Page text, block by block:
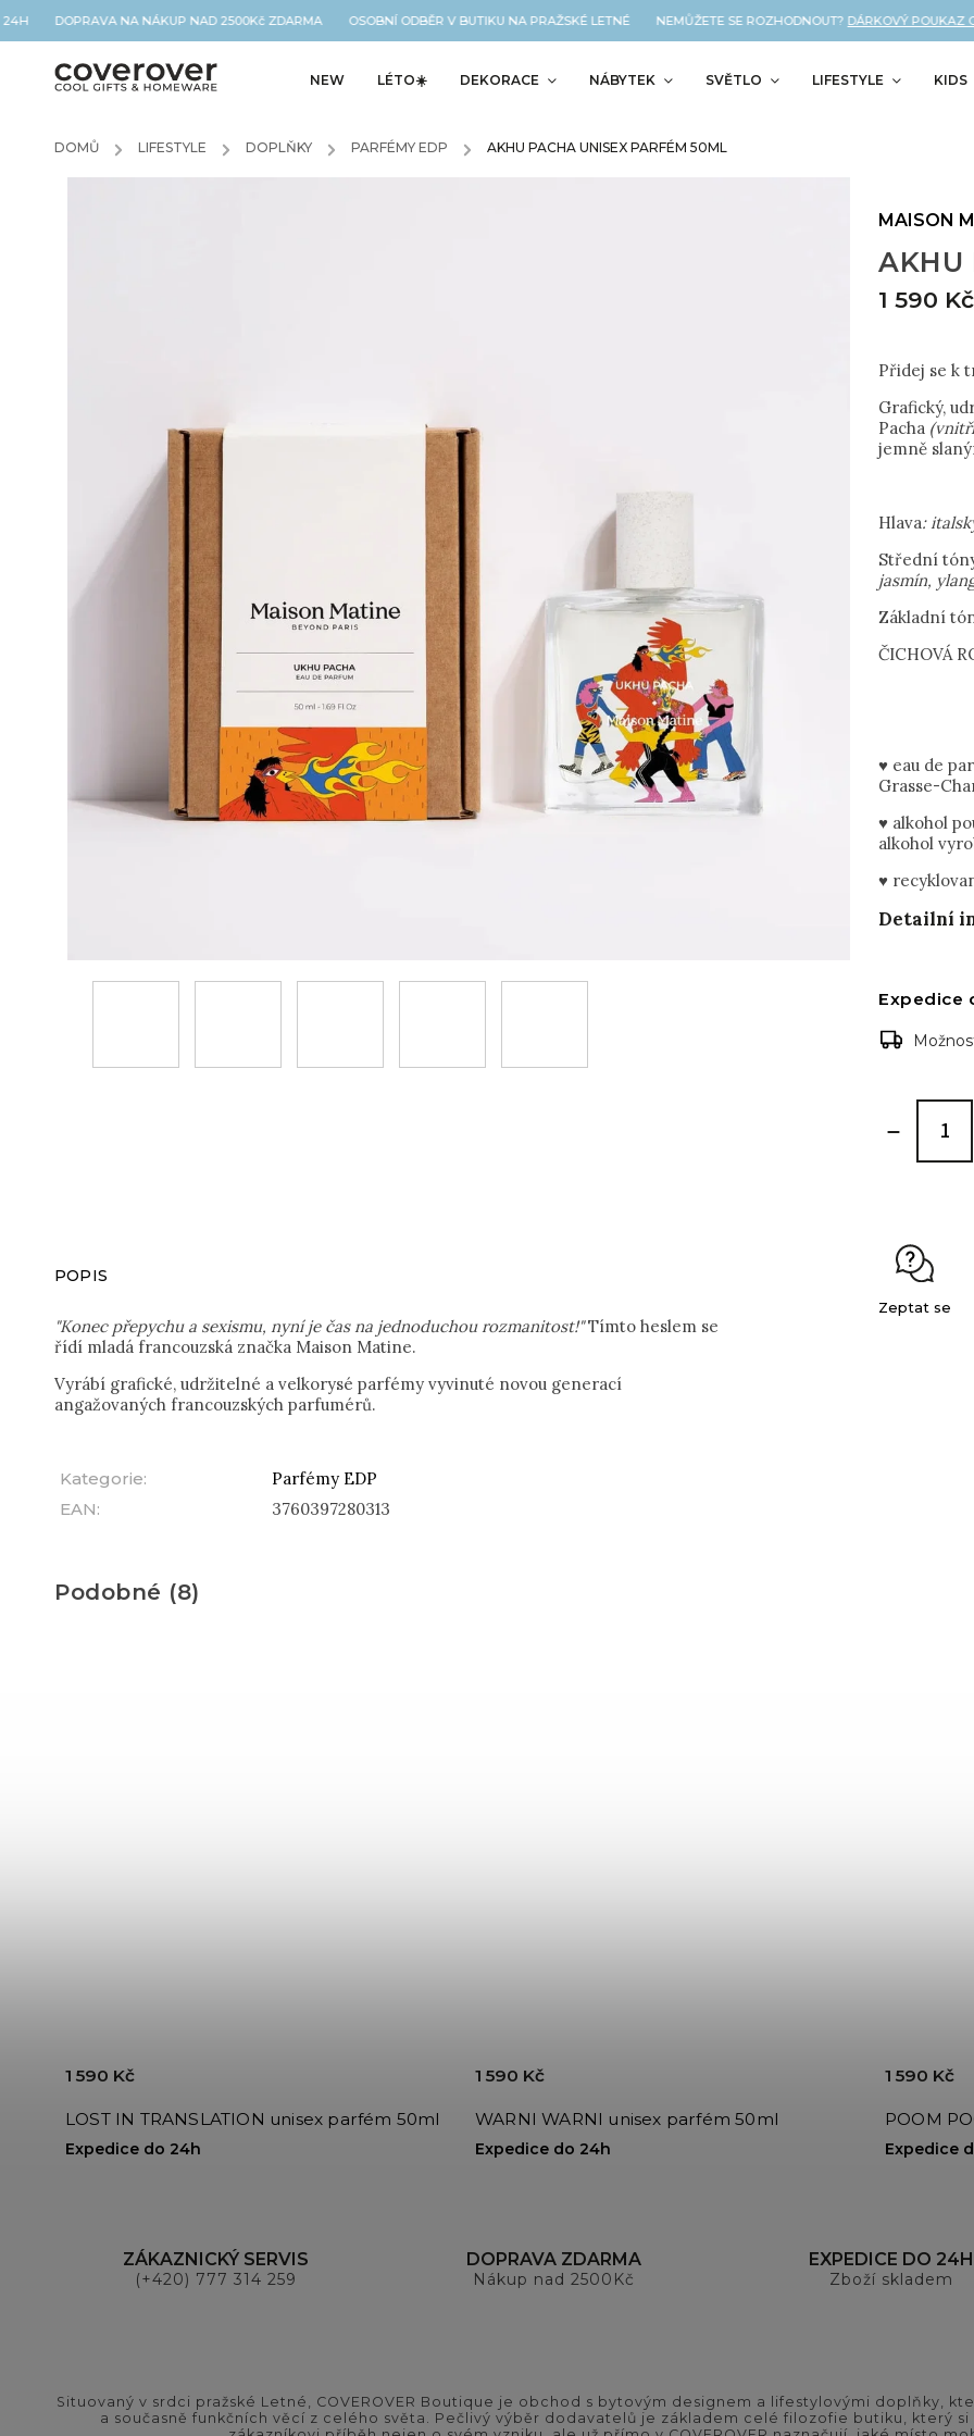
DOPRAVA NA NÁKUP NAD 2500Kč ZDARMA OSOBNÍ ODBĚR V BUTIKU NA PRAŽSKÉ LETNÉ NEMŮŽETE SE ROZHODNOUT?DÁRKOVÝ POUKAZ OD
NEW LÉTO☀️ DEKORACE NÁBYTEK SVĚTLO LIFESTYLE KIDS
DOMŮ / LIFESTYLE / DOPLŇKY / PARFÉMY EDP / AKHU PACHA UNISEX PARFÉM 50ML
1 590 Kč
Přidej se k
Grafický,
Pacha
jemně
Hlava:
Střední
jasmín,
Základní
ČICHOVÁ
♥ eau de
Grasse-
♥ alkohol
alkohol
♥
Detailní
MAISON
Expedice
Zeptat se
POPIS
"Konec přepychu a sexismu, nyní je čas na jednoduchou rozmanitost!"Tímto heslem se
řídí mladá francouzská značka Maison Matine.
Vyrábí grafické, udržitelné a velkorysé parfémy vyvinuté novou generací
angažovaných francouzských parfumérů.
Kategorie:
Parfémy EDP
EAN: 3760397280313
Podobné (8)
LOST IN TRANSLATION unisex parfém 50ml
Expedice do 24h
1 590 Kč
WARNI WARNI unisex parfém 50ml
Expedice do 24h
1 590 Kč
POOM
Expedice
1 590 Kč
ZÁKAZNICKÝ SERVIS
(+420) 777 314 259
DOPRAVA ZDARMA
Nákup nad 2500Kč
EXPEDICE DO 24H
Zboží skladem
Situovaný v srdci pražské Letné, COVEROVER Boutique je obchod s bytovým designem a lifestylovými doplňky,
a současně funkčních věcí z celého světa. Pečlivý výběr dodavatelů je základem celé filozofie butiku, který si